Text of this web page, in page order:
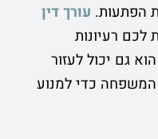
הפתעות. עורך דין
לכם רעיונות
גם יכול לעזור
המשפחה כדי למנוע